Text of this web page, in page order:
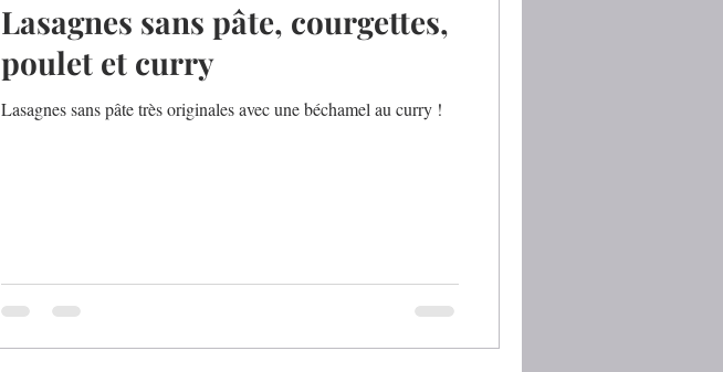
Lasagnes sans pâte, courgettes,
poulet et curry
Lasagnes sans pâte très originales avec une béchamel au curry !